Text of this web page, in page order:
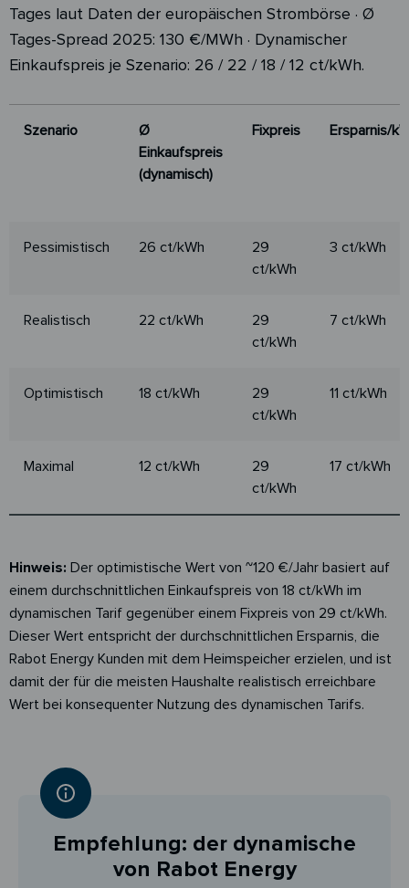
Tages laut Daten der europäischen Strombörse · Ø
Tages-Spread 2025: 130 €/MWh · Dynamischer
Einkaufspreis je Szenario: 26 / 22 / 18 / 12 ct/kWh.
Szenario
Ø
Einkaufspreis
(dynamisch)
Fixpreis Ersparnis/
Einkaufspreis
Pessimistisch
26 ct/kWh
29
ct/kWh
3 ct/kWh
Realistisch 22 ct/kWh
29
ct/kWh
7 ct/kWh
Optimistisch 18 ct/kWh
29
ct/kWh
11 ct/kWh
Maximal 12 ct/kWh
29
ct/kWh
17 ct/kWh
Hinweis: Der optimistische Wert von ~120 €/Jahr basiert auf
einem durchschnittlichen Einkaufspreis von 18 ct/kWh im
dynamischen Tarif gegenüber einem Fixpreis von 29 ct/kWh.
Dieser Wert entspricht der durchschnittlichen Ersparnis, die
Rabot Energy Kunden mit dem Heimspeicher erzielen, und ist
damit der für die meisten Haushalte realistisch erreichbare
Wert bei konsequenter Nutzung des dynamischen Tarifs.
Empfehlung: der dynamische
von Rabot Energy